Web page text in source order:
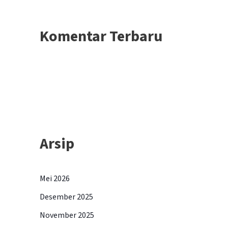
Komentar Terbaru
Arsip
Mei 2026
Desember 2025
November 2025